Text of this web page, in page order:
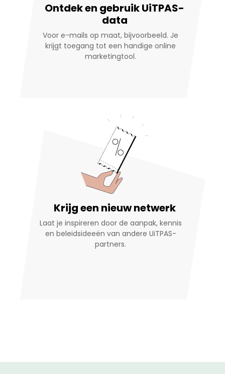
Ontdek en gebruik UiTPAS-
data
Voor e-mails op maat, bijvoorbeeld. Je
krijgt toegang tot een handige online
marketingtool.
Krijg een nieuw netwerk
Laat je inspireren door de aanpak, kennis
en beleidsideeën van andere UiTPAS-
partners.